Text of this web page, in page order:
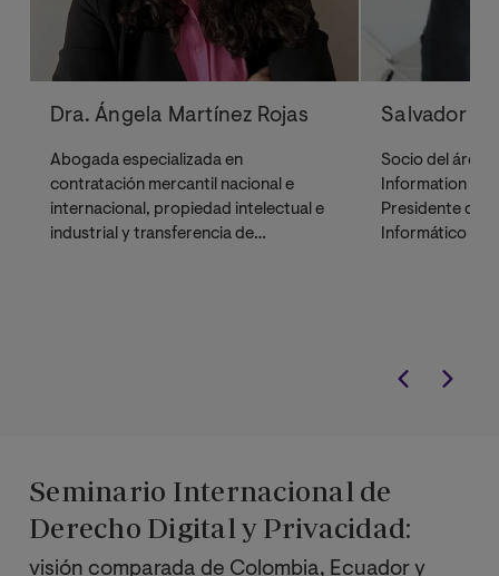
Dra. Ángela Martínez Rojas
Abogada especializada en
contratación mercantil nacional e
internacional, propiedad intelectual e
industrial y transferencia de
Salvador
Socio del área
Information
Presidente de
Informático y
Seminario Internacional de
Derecho Digital y Privacidad:
visión comparada de Colombia, Ecuador y